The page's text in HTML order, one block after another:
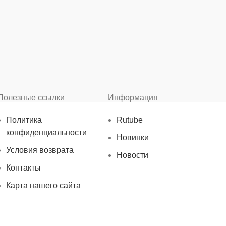
ссылки
Политика
конфиденциальности
Условия возврата
Контакты
Карта нашего сайта
Информация
Rutube
Новинки
Новости